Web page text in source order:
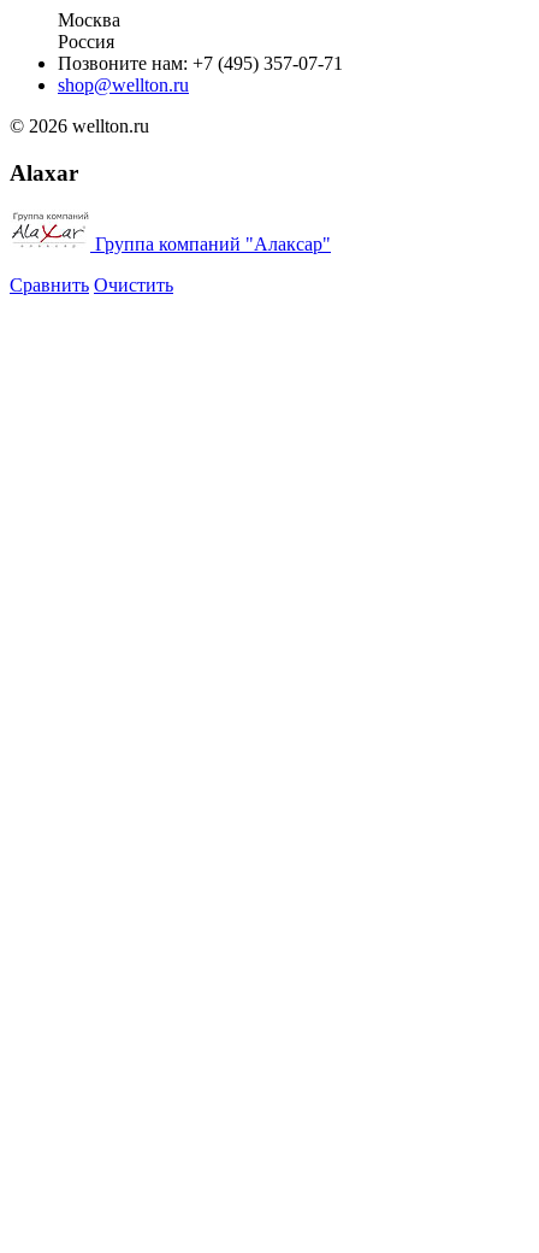
Москва
Россия
Позвоните нам: +7 (495) 357-07-71
shop@wellton.ru
© 2026 wellton.ru
Alaxar
Группа компаний "Алаксар"
Сравнить Очистить